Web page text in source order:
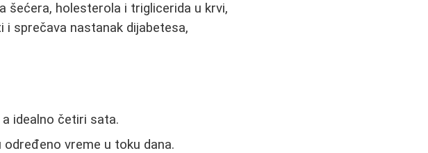
šećera, holesterola i triglicerida u krvi,
sprečava nastanak dijabetesa,
idealno četiri sata.
vreme u toku dana.